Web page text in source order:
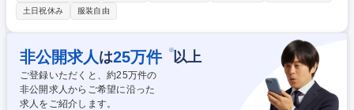
設計開発をお任せいたします。 ■回路設計・検証…国内外の大手電機メー
カから、営業担当が聴き取ってきた顧客要求、構想、製品イメージ、製造
プロセスを前提として、設計リーダーのもと、既存IPの流用や新規IPの仕
様決めなどや、半導体内のCMOSアナログ回路の改版や新規設計・検証を
行っていただきます。 ■評価・試作対応…必要時にはTEG設計も行い、専
任スタッフとともにTEG評価にも参画します。 募集職種 第二新卒歓迎！
仙台【アナログ回路設計】半導体ファブレス企業/IPO準備中◎
土日祝休み
服装自由
非公開求人 は25万件 ※以上
ご登録いただくと、約25万件の
非公開求人からご希望に沿った
求人をご紹介します。